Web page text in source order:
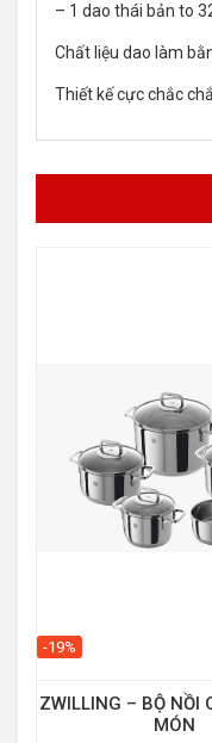
– 1 dao thái bản to
Chất liệu dao làm
Thiết kế cực chắc
-19%
ZWILLING – BỘ NỒI
MÓN